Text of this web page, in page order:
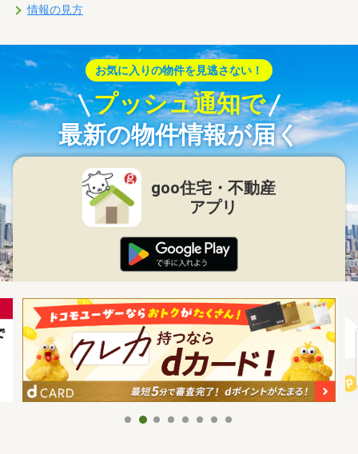
情報の見方
お気に入りの物件を見逃さない！
プッシュ通知で
最新の物件情報が届く
goo住宅・不動産
アプリ